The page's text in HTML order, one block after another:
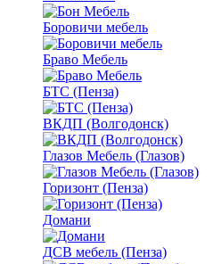
Боровичи мебель
Браво Мебель
БТС (Пенза)
ВКДП (Волгодонск)
Глазов Мебель (Глазов)
Горизонт (Пенза)
Домани
ДСВ мебель (Пенза)